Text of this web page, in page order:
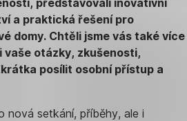
představovali inovativní
a praktická řešení pro
domy. Chtěli jsme vás také více
otázky, zkušenosti,
posílit osobní přístup a
nová setkání, příběhy, ale i